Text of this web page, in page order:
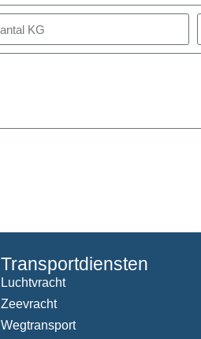
Transportdiensten
Luchtvracht
Zeevracht
Wegtransport